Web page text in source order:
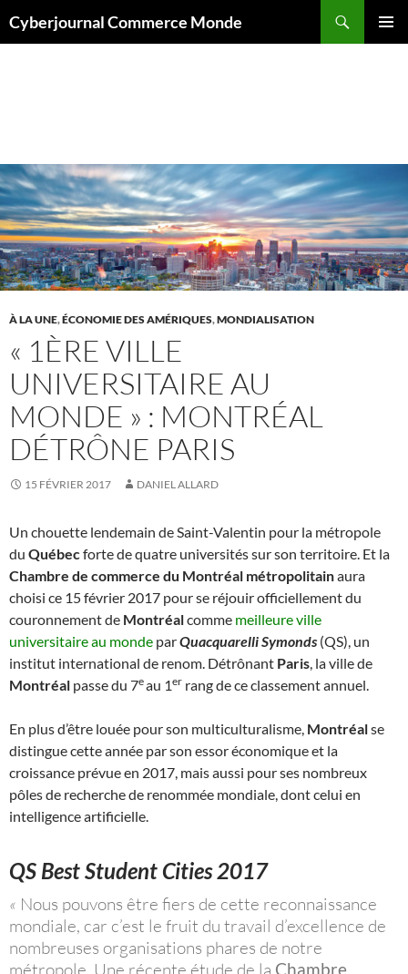
auCyberjournal Commerce Monde
À LA UNE,ÉCONOMIE DES AMÉRIQUES,MONDIALISATION
« 1ÈRE VILLE
UNIVERSITAIRE AU
MONDE » : MONTRÉAL
DÉTRÔNE PARIS
15 FÉVRIER 2017 DANIEL ALLARD
Un chouette lendemain de Saint-Valentin pour la métropole
du Québecforte de quatre universités sur son territoire. Et la
Chambre de commerce du Montréal métropolitainaura
choisi ce 15 février 2017 pour se réjouir officiellement du
couronnement de Montréalcomme meilleure ville
universitaire au monde parQuacquarelli Symonds (QS), un
institut international de renom. Détrônant Paris, la ville de
Montréal passe du 7eau 1er rang de ce classement annuel.
En plus d’être louée pour son multiculturalisme, Montréalse
distingue cette année par son essor économique et la
croissance prévue en 2017, mais aussi pour ses nombreux
pôles de recherche de renommée mondiale, dont celui en
intelligence artificielle.
QS Best Student Cities 2017
« Nous pouvons être fiers de cette reconnaissance
mondiale, car c’est le fruit du travail d’excellence de
nombreuses organisations phares de notre
métropole. Une récente étude de la Chambre